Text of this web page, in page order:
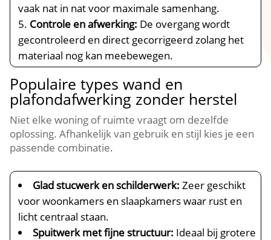
vaak nat in nat voor maximale samenhang.​
Controle en afwerking: De overgang wordt
gecontroleerd en direct gecorrigeerd zolang het
materiaal nog kan meebewegen.​
Populaire types wand en
plafondafwerking zonder herstel
Niet elke woning of ruimte vraagt om dezelfde
oplossing.​ Afhankelijk van gebruik en stijl kies je een
passende combinatie.​
Glad stucwerk en schilderwerk: Zeer geschikt
voor woonkamers en slaapkamers waar rust en
licht centraal staan.​
Spuitwerk met fijne structuur: Ideaal bij grotere